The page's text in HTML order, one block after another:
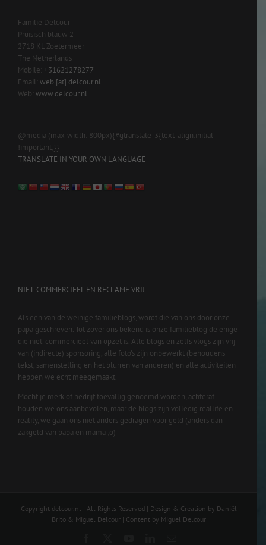
Familie Delcour
Pruisisch blauw 2
2718 KL Zoetermeer
The Netherlands
Mobile: +31621278277
Email: web [at] delcour.nl
Web: www.delcour.nl
@media (max-width: 800px){#gtranslate-3{text-align:initial
!important;}}
TRANSLATE IN YOUR OWN LANGUAGE
NIET-COMMERCIEEL EN RECLAME VRIJ
Als een van de weinige familieblogs, wordt die van ons door onze
papa geschreven. Tot zover ons bekend is onze familieblog de enige
die niet-commercieel van opzet is. Alle blogs en zelfs vlogs zijn vrij
van (indirecte) sponsoring, alle foto’s zijn onbewerkt (behoudens
tekst, samenstelling en het blurren van anderen) en alle activiteiten
hebben we echt meegemaakt.
Mocht je merk of bedrijf toevallig genoemd worden, achteraf
houden we ons aanbevolen, maar de blogs zijn volledig reallife en
reality, we gaan ons niet anders gedragen voor geld (anders dan
zakgeld van papa en mama ;o)
Copyright delcour.nl | All Rights Reserved | Design & Creation by Daniël
Brito & Miguel Delcour | Content by Miguel Delcour